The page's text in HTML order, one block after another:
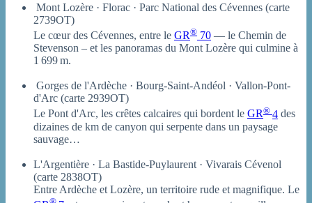
️ Mont Lozère · Florac · Parc National des Cévennes (carte
2739OT)
Le cœur des Cévennes, entre le GR® 70 — le Chemin de
Stevenson – et les panoramas du Mont Lozère qui culmine à
1 699 m.
️ Gorges de l'Ardèche · Bourg-Saint-Andéol · Vallon-Pont-
d'Arc (carte 2939OT)
Le Pont d'Arc, les crêtes calcaires qui bordent le GR® 4 des
dizaines de km de canyon qui serpente dans un paysage
sauvage…
L'Argentière · La Bastide-Puylaurent · Vivarais Cévenol
(carte 2838OT)
Entre Ardèche et Lozère, un territoire rude et magnifique. Le